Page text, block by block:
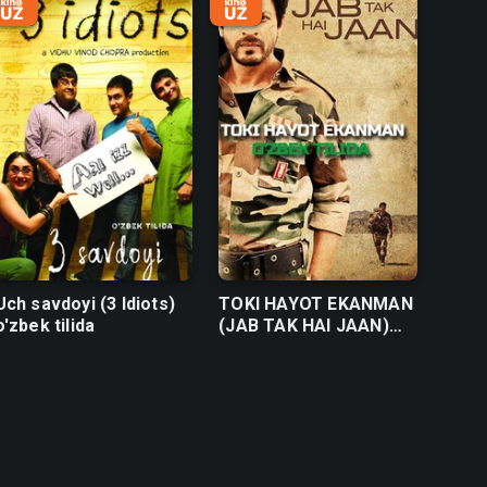
savdoyi (3 Idiots)
tilida
TOKI HAYOT EKANMAN
(JAB TAK HAI JAAN)